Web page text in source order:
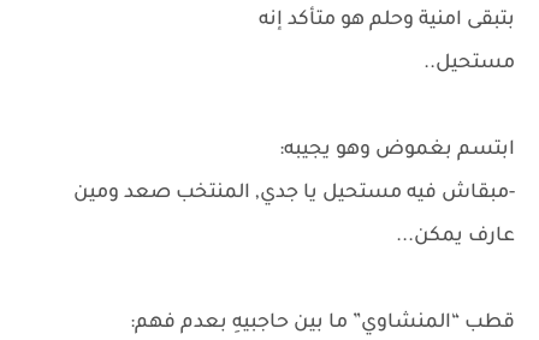
بتبقى امنية وحلم هو متأكد إنه
مستحيل..
ابتسم بغموض وهو يجيبه:
-مبقاش فيه مستحيل يا جدي, المنتخب صعد ومين
عارف يمكن...
قطب “المنشاوي” ما بين حاجبيهِ بعدم فهم: